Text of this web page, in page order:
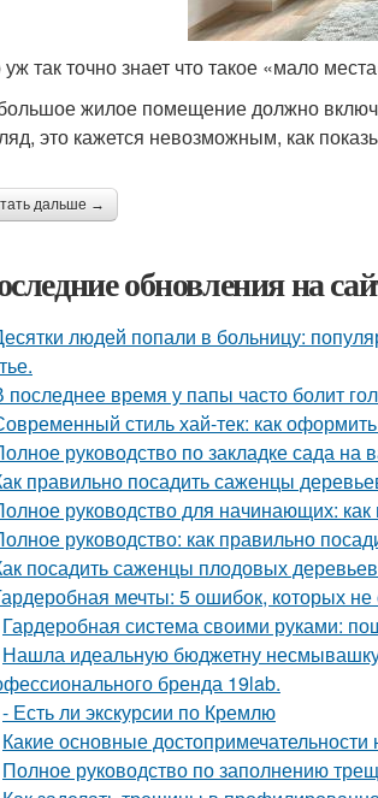
уж так точно знает что такое «мало
жилое помещение должно
это кажется невозможным, как
дальше →
обновления на
людей попали в больницу:
последнее время у папы часто болит
стиль хай-тек: как
руководство по закладке сада на
правильно посадить саженцы
руководство для начинающих:
руководство: как правильно
посадить саженцы плодовых
мечты: 5 ошибок, которых не
Гардеробная система своими руками:
Нашла идеальную бюджетну
бренда 19lab.
- Есть ли экскурсии по Кремлю
Какие основные
Полное руководство по заполнению